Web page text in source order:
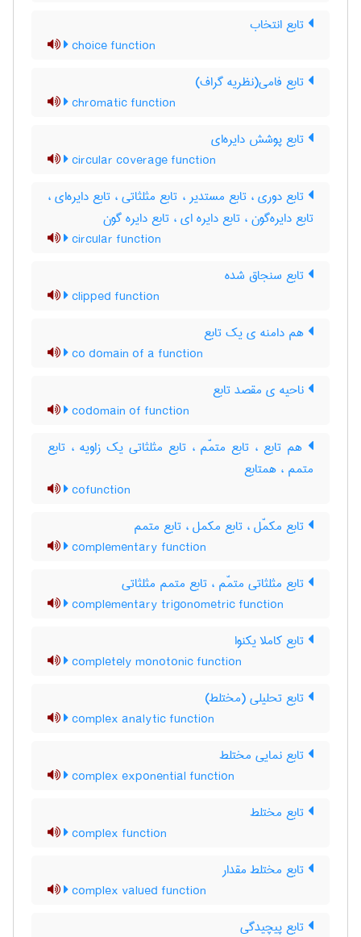
تابع انتخاب
choice function
تابع فامی(نظریه گراف)
chromatic function
تابع پوشش دایره‌ای
circular coverage function
تابع دوری ، تابع مستدیر ، تابع مثلثاتی ، تابع دایره‌ای ،
تابع دایره‌گون ، تابع دایره ای ، تابع دایره گون
circular function
تابع سنجاق شده
clipped function
هم دامنه ی یک تابع
co domain of a function
ناحیه ی مقصد تابع
codomain of function
هم تابع ، تابع متمّم ، تابع مثلثاتی یک زاویه ، تابع
متمم ، همتابع
cofunction
تابع مکمّل ، تابع مکمل ، تابع متمم
complementary function
تابع مثلثاتی متمّم ، تابع متمم مثلثاتی
complementary trigonometric function
تابع کاملا یکنوا
completely monotonic function
تابع تحلیلی (مختلط)
complex analytic function
تابع نمایی مختلط
complex exponential function
تابع مختلط
complex function
تابع مختلط مقدار
complex valued function
تابع پیچیدگی